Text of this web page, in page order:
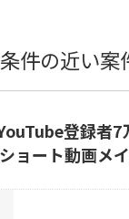
条件の近い案
登録者
ョート動画メイ